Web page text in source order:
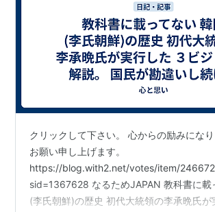
クリックして下さい。 心からの励みにな
お願い申し上げます。
https://blog.with2.net/votes/item/
sid=1367628 なるためJAPAN 教科書に載
(李氏朝鮮)の歴史 初代大統領の李承晩氏が